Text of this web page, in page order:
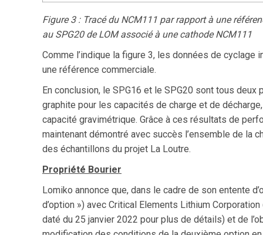
Figure 3 : Tracé du NCM111 par rapport à une
au SPG20 de LOM associé à une cathode NCM111
Comme l’indique la figure 3, les données de
une référence commerciale.
En conclusion, le SPG16 et le SPG20 sont tous
graphite pour les capacités de charge et de
capacité gravimétrique. Grâce à ces résultats de
maintenant démontré avec succès l’ensemble de la
des échantillons du projet La Loutre.
Propriété Bourier
Lomiko annonce que, dans le cadre de son entente
d’option ») avec Critical Elements Lithium
daté du 25 janvier 2022 pour plus de détails) et de